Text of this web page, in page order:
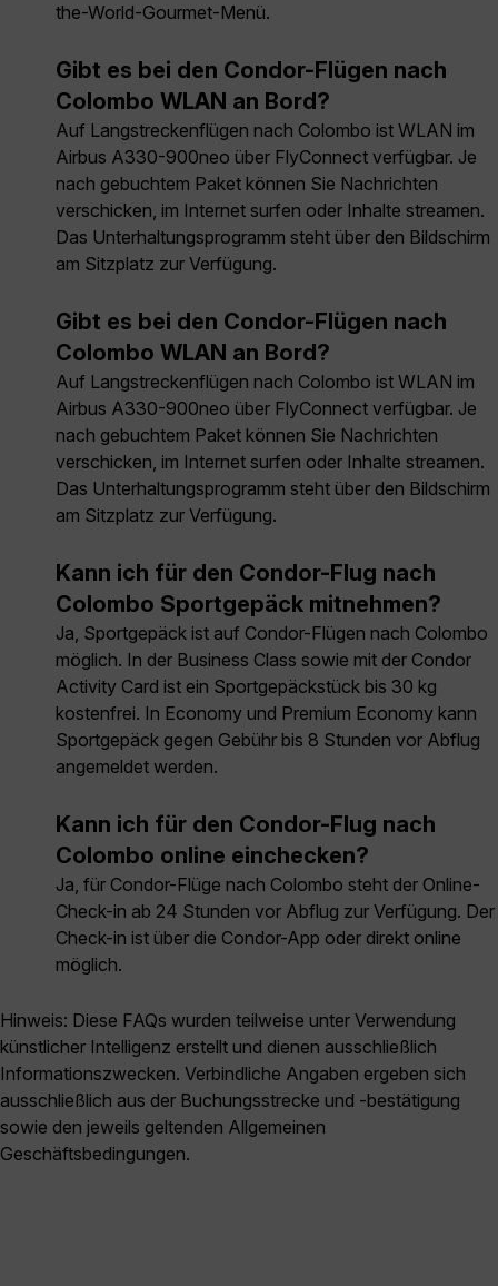
the-World-Gourmet-Menü.
Gibt es bei den Condor-Flügen nach
Colombo WLAN an Bord?
Auf Langstreckenflügen nach Colombo ist WLAN im
Airbus A330-900neo über FlyConnect verfügbar. Je
nach gebuchtem Paket können Sie Nachrichten
verschicken, im Internet surfen oder Inhalte streamen.
Das Unterhaltungsprogramm steht über den Bildschirm
am Sitzplatz zur Verfügung.
Gibt es bei den Condor-Flügen nach
Colombo WLAN an Bord?
Auf Langstreckenflügen nach Colombo ist WLAN im
Airbus A330-900neo über FlyConnect verfügbar. Je
nach gebuchtem Paket können Sie Nachrichten
verschicken, im Internet surfen oder Inhalte streamen.
Das Unterhaltungsprogramm steht über den Bildschirm
am Sitzplatz zur Verfügung.
Kann ich für den Condor-Flug nach
Colombo Sportgepäck mitnehmen?
Ja, Sportgepäck ist auf Condor-Flügen nach Colombo
möglich. In der Business Class sowie mit der Condor
Activity Card ist ein Sportgepäckstück bis 30 kg
kostenfrei. In Economy und Premium Economy kann
Sportgepäck gegen Gebühr bis 8 Stunden vor Abflug
angemeldet werden.
Kann ich für den Condor-Flug nach
Colombo online einchecken?
Ja, für Condor-Flüge nach Colombo steht der Online-
Check-in ab 24 Stunden vor Abflug zur Verfügung. Der
Check-in ist über die Condor-App oder direkt online
möglich.
Hinweis: Diese FAQs wurden teilweise unter Verwendung
künstlicher Intelligenz erstellt und dienen ausschließlich
Informationszwecken. Verbindliche Angaben ergeben sich
ausschließlich aus der Buchungsstrecke und -bestätigung
sowie den jeweils geltenden Allgemeinen
Geschäftsbedingungen.